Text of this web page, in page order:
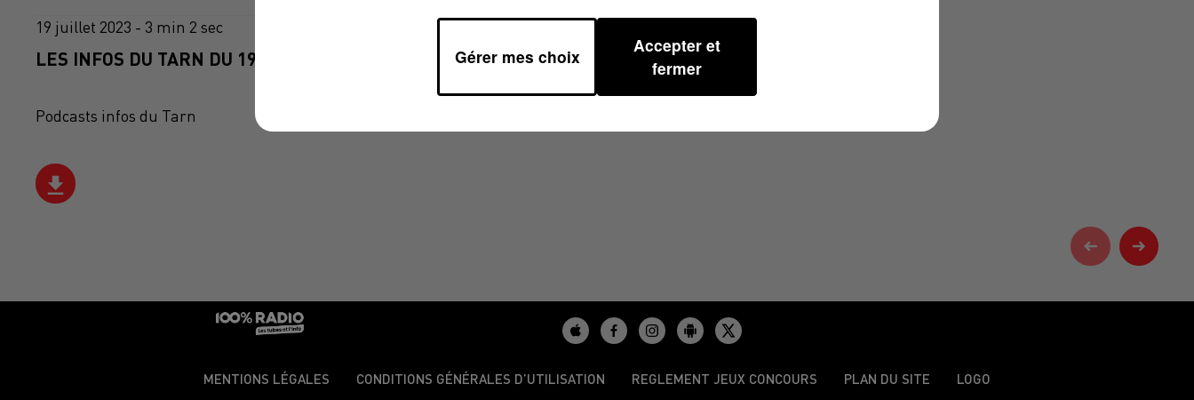
19 juillet 2023 - 3 min 2 sec
LES INFOS DU TARN DU 19/07/2023 À 18H00
Podcasts infos du Tarn
MENTIONS LÉGALES CONDITIONS GÉNÉRALES D’UTILISATION REGLEMENT JEUX CONCOURS PLAN DU SITE LOGO
Gérer mes choix
Accepter et
fermer